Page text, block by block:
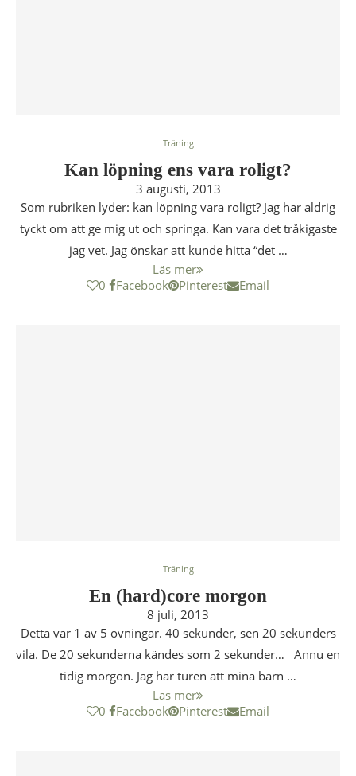
Träning
Kan löpning ens vara roligt?
3 augusti, 2013
Som rubriken lyder: kan löpning vara roligt? Jag har aldrig
tyckt om att ge mig ut och springa. Kan vara det tråkigaste
jag vet. Jag önskar att kunde hitta “det …
Läs mer
0
Facebook Pinterest Email
Träning
En (hard)core morgon
8 juli, 2013
Detta var 1 av 5 övningar. 40 sekunder, sen 20 sekunders
vila. De 20 sekunderna kändes som 2 sekunder… Ännu en
tidig morgon. Jag har turen att mina barn …
Läs mer
0
Facebook Pinterest Email